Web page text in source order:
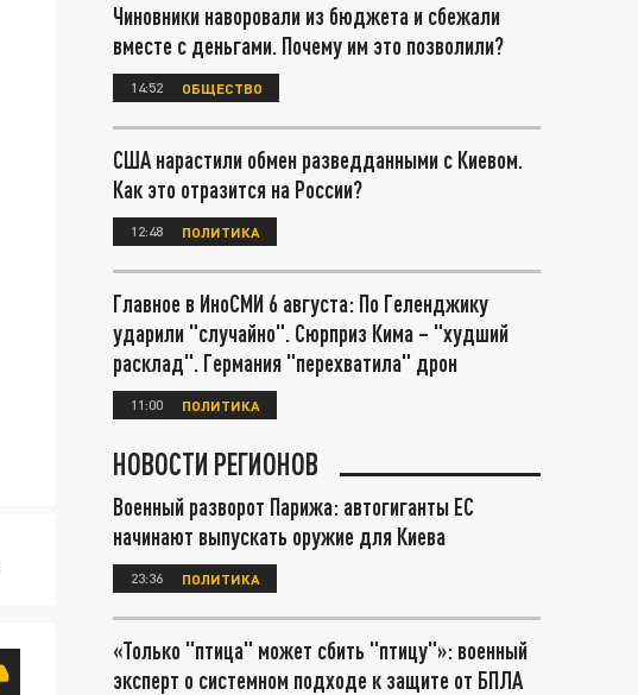
Чиновники наворовали из бюджета и сбежали
вместе с деньгами. Почему им это позволили?
14:52 ОБЩЕСТВО
США нарастили обмен разведданными с Киевом.
Как это отразится на России?
12:48 ПОЛИТИКА
Главное в ИноСМИ 6 августа: По Геленджику
ударили "случайно". Сюрприз Кима – "худший
расклад". Германия "перехватила" дрон
11:00 ПОЛИТИКА
НОВОСТИ РЕГИОНОВ
Военный разворот Парижа: автогиганты ЕС
начинают выпускать оружие для Киева
23:36 ПОЛИТИКА
«Только "птица" может сбить "птицу"»: военный
эксперт о системном подходе к защите от БПЛА